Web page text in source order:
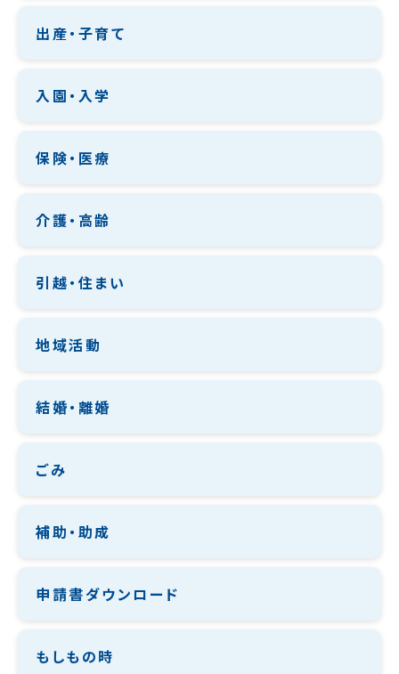
出産・子育て
入園・入学
保険・医療
介護・高齢
引越・住まい
地域活動
結婚・離婚
ごみ
補助・助成
申請書ダウンロード
もしもの時